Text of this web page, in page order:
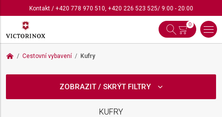
Kontakt/ +420 778 970 510, +420 226 523 525/ 9:00 - 20:00
0
Cestovní vybavení Kufry
ZOBRAZIT / SKRÝT FILTRY
KUFRY